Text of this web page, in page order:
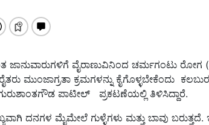
ಜಾನುವಾರುಗಳಿಗೆ ವೈರಾಣುವಿನಿಂದ ಚರ್ಮಗಂಟು
ಮುಂಜಾಗ್ರತಾ ಕ್ರಮಗಳನ್ನು ಕೈಗೊಳ್ಳಬೇಕೆಂದು
ಪಾಟೀಲ್ ಪ್ರಕಟಣೆಯಲ್ಲಿ ತಿಳಿಸಿದ್ದಾರೆ.
ದನಗಳ ಮೈಮೇಲೆ ಗುಳ್ಳೆಗಳು ಮತ್ತು ಬಾವು ಬರುತ್ತದೆ.